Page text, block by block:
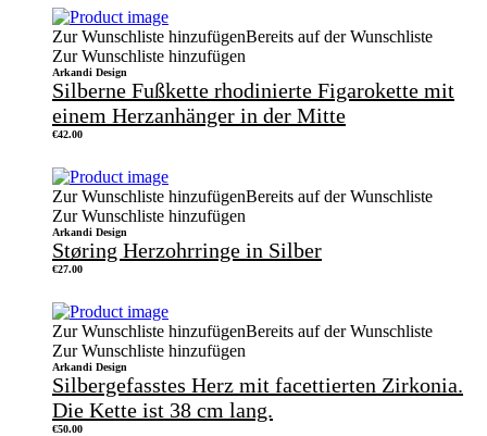
Zur Wunschliste hinzufügenBereits auf der Wunschliste
Zur Wunschliste hinzufügen
Arkandi Design
Silberne Fußkette rhodinierte Figarokette mit
einem Herzanhänger in der Mitte
€42.00
Zur Wunschliste hinzufügenBereits auf der Wunschliste
Zur Wunschliste hinzufügen
Arkandi Design
Støring Herzohrringe in Silber
€27.00
Zur Wunschliste hinzufügenBereits auf der Wunschliste
Zur Wunschliste hinzufügen
Arkandi Design
Silbergefasstes Herz mit facettierten Zirkonia.
Die Kette ist 38 cm lang.
€50.00